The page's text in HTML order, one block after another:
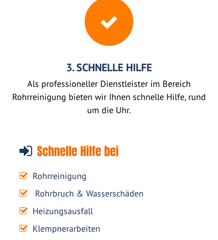
3. SCHNELLE HILFE
Als professioneller Dienstleister im Bereich
Rohrreinigung bieten wir Ihnen schnelle Hilfe, rund
um die Uhr.
Schnelle Hilfe bei
Rohrreinigung
Rohrbruch & Wasserschäden
Heizungsausfall
Klempnerarbeiten